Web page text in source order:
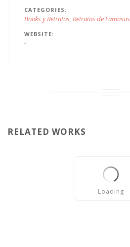
CATEGORIES
Books y Retratos Retratos de Famosos
WEBSITE
-
RELATED WORKS
Loading